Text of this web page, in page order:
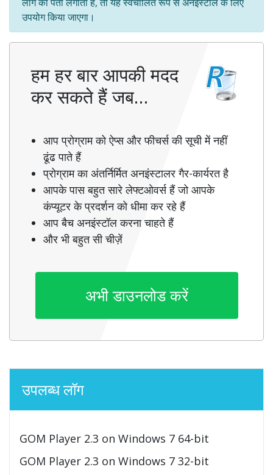
उपयोग किया जाएगा।
हम हर बार आपकी मदद
कर सकते हैं जब…
आप प्रोग्राम को ऐप्स और फीचर्स की सूची में नहीं
ढूंढ पाते हैं
प्रोग्राम का अंतर्निर्मित अनइंस्टालर गैर-कार्यरत है
आपके पास बहुत सारे लेफ्टओवर्स हैं जो आपके
कंप्यूटर के प्रदर्शन को धीमा कर रहे हैं
आप बैच अनइंस्टॉल करना चाहते हैं
और भी बहुत सी चीज़ें
अभी डाउनलोड करें
उपलब्ध लॉग
GOM Player 2.3 on Windows 7 64-bit
GOM Player 2.3 on Windows 7 32-bit